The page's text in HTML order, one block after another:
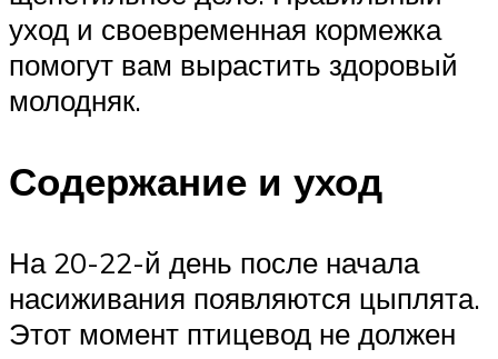
уход и своевременная кормежка
помогут вам вырастить здоровый
молодняк.
Содержание и уход
На 20-22-й день после начала
насиживания появляются цыплята.
Этот момент птицевод не должен